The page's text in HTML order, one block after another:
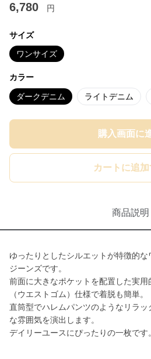
6,780 円
サイズ
ワンサイズ
カラー
ダークデニム ライトデニム
購入画面に
カートに追加
商品説明
ゆったりとしたシルエットが特徴的
ジーンズです。
前面に大きなポケットを配置した実
（ウエストゴム）仕様で着脱も簡単。
直筒型でハレムパンツのようなリラ
な雰囲気を演出します。
デイリーユースにぴったりの一枚です。